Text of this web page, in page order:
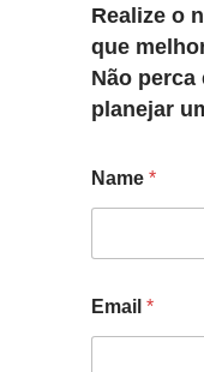
Realize o
que
Não
planejar
Name *
Email *